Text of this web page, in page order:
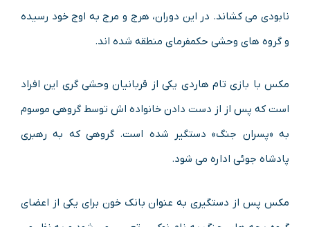
نابودی می کشاند. در این دوران، هرج و مرج به اوج خود رسیده
و گروه های وحشی حکمفرمای منطقه شده اند.
مکس با بازی تام هاردی یکی از قربانیان وحشی گری این افراد
است که پس از از دست دادن خانواده اش توسط گروهی موسوم
به «پسران جنگ» دستگیر شده است. گروهی که به رهبری
پادشاه جوئی اداره می شود.
مکس پس از دستگیری به عنوان بانک خون برای یکی از اعضای